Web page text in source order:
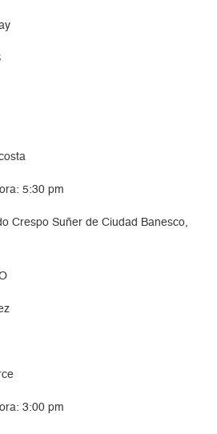
5:30 pm
Crespo Suñer de Ciudad Banesco,
3:00 pm